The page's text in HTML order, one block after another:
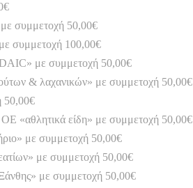
συμμετοχή 50,00€
συμμετοχή 100,00€
με συμμετοχή 50,00€
& λαχανικών» με συμμετοχή 50,00€
50,00€
είδη» με συμμετοχή 50,00€
με συμμετοχή 50,00€
με συμμετοχή 50,00€
με συμμετοχή 50,00€